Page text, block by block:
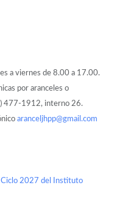
a viernes de 8.00 a 17.00.
por aranceles o
477-1912, interno 26.
aranceljhpp@gmail.com
Ciclo 2027 del Instituto